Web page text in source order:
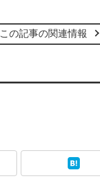
この記事の関連情報